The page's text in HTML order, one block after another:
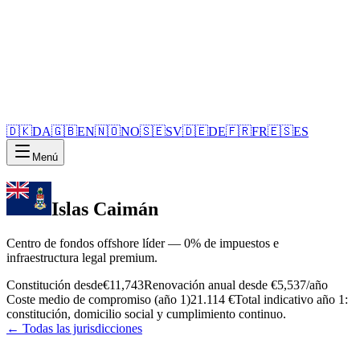
🇩🇰DA🇬🇧EN🇳🇴NO🇸🇪SV🇩🇪DE🇫🇷FR🇪🇸ES
Menú
Islas Caimán
Centro de fondos offshore líder — 0% de impuestos e
infraestructura legal premium.
Constitución desde€11,743Renovación anual desde €5,537/año
Coste medio de compromiso (año 1)21.114 €Total indicativo año 1:
constitución, domicilio social y cumplimiento continuo.
← Todas las jurisdicciones